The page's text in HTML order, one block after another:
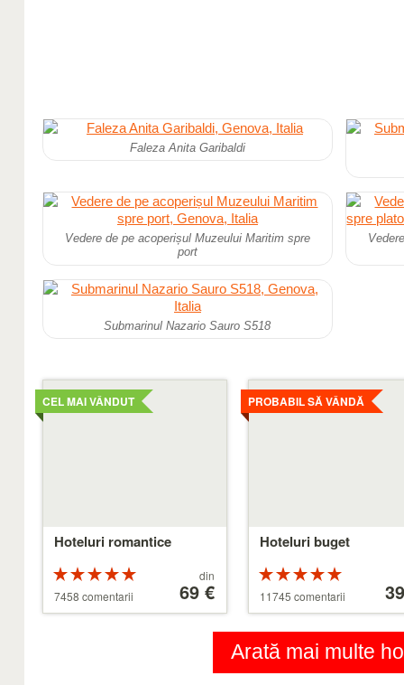
Faleza Anita Garibaldi
Vedere de pe acoperișul Muzeului Maritim spre
port
Submarinul Nazario Sauro S518
Hoteluri romantice
CEL MAI VÂNDUT
7458 comentarii începând
la
din
69 €
Mai
detaliat
Hoteluri buget
PROBABIL SĂ VÂNDĂ
11745 comentarii
la
110 €
Mai
detaliat
Arată mai multe